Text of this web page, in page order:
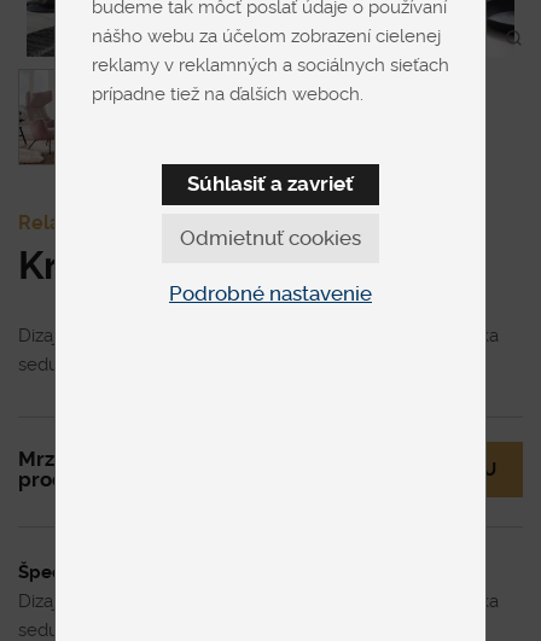
Relaxačné
Kreslo Mona
Dizajnové kreslo ušiakového typu. Sedenie penové, výška
sedu 44 cm, kovová podnož v čiernom prevedení.
Mrzí nás to, ale tento
produkt už nie je v ponuke.
MÁM OTÁZKU
Špecifikácia uvedenej ceny
Dizajnové kreslo ušiakového typu. Sedenie penové, výška
sedu 44 cm, kovová podnož v čiernom prevedení.
budeme tak môcť poslať údaje o používaní
nášho webu za účelom zobrazení cielenej
reklamy v reklamných a sociálnych sieťach
prípadne tiež na ďalších weboch.
Odmietnuť cookies
Súhlasiť a zavrieť
Podrobné nastavenie